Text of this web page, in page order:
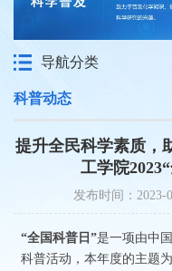
导航分类
科普动态
提升全民科学素质，
工学院
发布时间：
“全国科普日”是一项由中
科普活动，本年度的主